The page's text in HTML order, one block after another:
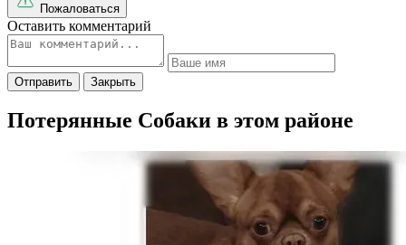
Пожаловаться
Оставить комментарий
Отправить Закрыть
Потерянные Собаки в этом районе